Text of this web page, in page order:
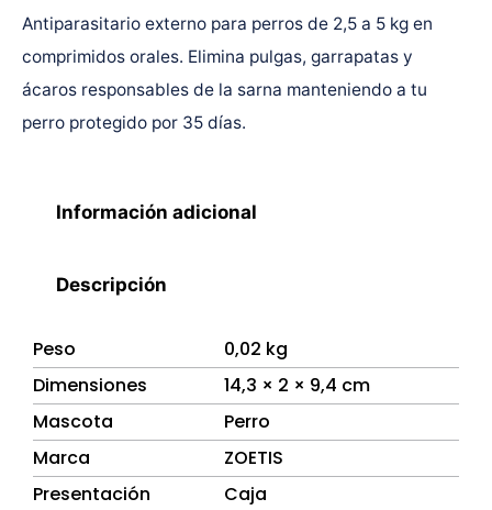
Antiparasitario externo para perros de 2,5 a 5 kg en
comprimidos orales. Elimina pulgas, garrapatas y
ácaros responsables de la sarna manteniendo a tu
perro protegido por 35 días.
Información adicional
Descripción
Peso
0,02 kg
Dimensiones
14,3 × 2 × 9,4 cm
Mascota
Perro
Marca
ZOETIS
Presentación
Caja